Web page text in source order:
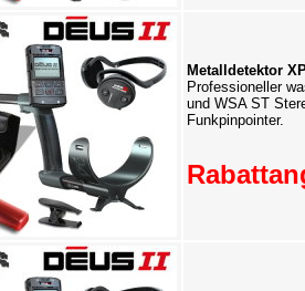
Metalldetektor
Professioneller
und WSA ST
Funkpinpointer.